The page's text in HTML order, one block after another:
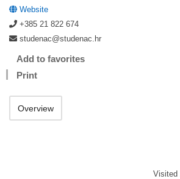
Website
+385 21 822 674
studenac@studenac.hr
Add to favorites
Print
Overview
Visited